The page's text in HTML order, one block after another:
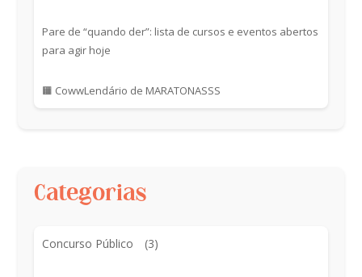
Pare de “quando der”: lista de cursos e eventos abertos
para agir hoje
🟧 CowwLendário de MARATONASSS
Categorias
Concurso Público (3)